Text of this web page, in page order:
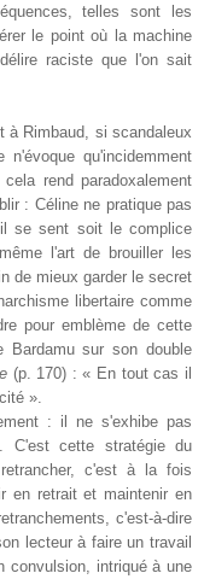
telles sont les
le point où la machine
raciste que l'on sait
à Rimbaud, si scandaleux
qu'incidemment
rend paradoxalement
: Céline ne pratique pas
se sent soit le complice
l'art de brouiller les
de mieux garder le secret
libertaire comme
pour emblème de cette
Bardamu sur son double
(p. 170) : « En tout cas il
».
: il ne s'exhibe pas
C'est cette stratégie du
c'est à la fois
en retrait et maintenir en
c'est-à-dire
lecteur à faire un travail
convulsion, intriqué à une